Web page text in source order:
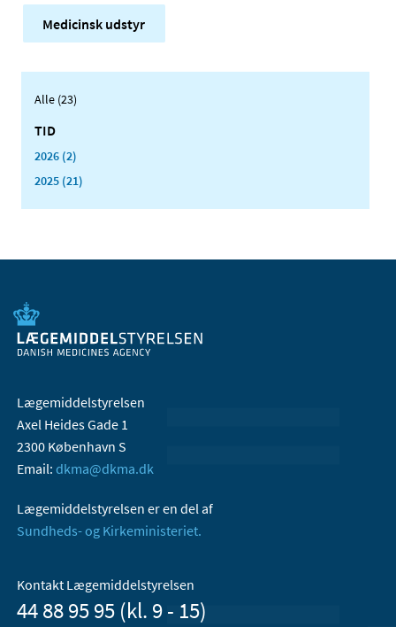
Medicinsk udstyr
Alle (23)
TID
2026 (2)
2025 (21)
Lægemiddelstyrelsen
Axel Heides Gade 1
2300 København S
Email: dkma@dkma.dk
Lægemiddelstyrelsen er en del af
Sundheds- og Kirkeministeriet.
Kontakt Lægemiddelstyrelsen
44 88 95 95 (kl. 9 - 15)